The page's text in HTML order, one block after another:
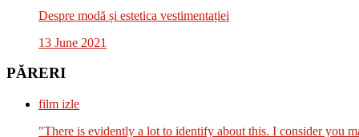
Despre modă și estetica vestimentației
13 June 2021
PĂRERI
film izle
"There is evidently a lot to identify about this. I consider you